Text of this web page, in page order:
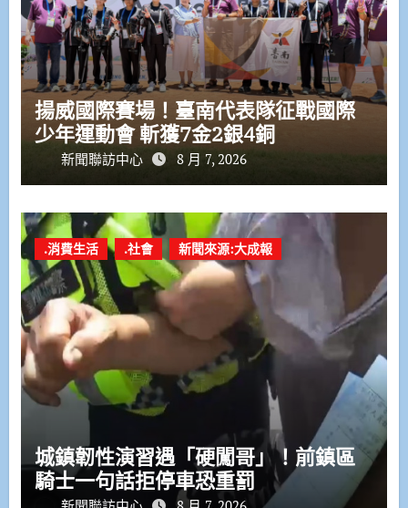
揚威國際賽場！臺南代表隊征戰國際
少年運動會 斬獲7金2銀4銅
新聞聯訪中心 8 月 7, 2026
.消費生活 .社會 新聞來源:大成報
城鎮韌性演習遇「硬闖哥」！前鎮區
騎士一句話拒停車恐重罰